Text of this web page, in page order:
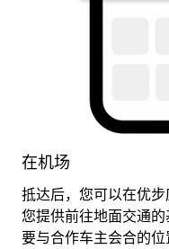
在机场
抵达后，您可以在优
您提供前往地面交通
要与合作车主会合的